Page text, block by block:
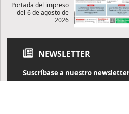
Portada del impreso
del 6 de agosto de
2026
NEWSLETTER
Suscríbase a nuestro
Reciba diariamente información